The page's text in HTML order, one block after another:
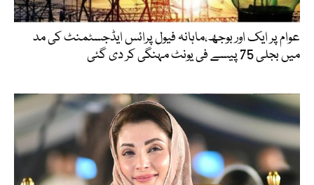
عوام پر ایک اور بوجھ،ماہانہ فیول پرائس ایڈجسٹمنٹ کی مد
میں بجلی 75 پیسے فی یونٹ مہنگی کر دی گئی